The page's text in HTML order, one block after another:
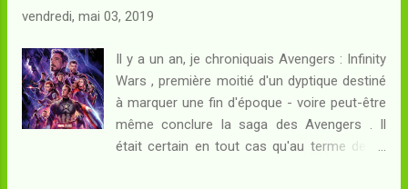
ancestrale où Rendell a passé son enfance.
personnes qui ont connu Rendell alors qu'il
n'était qu'adolescent. Bientôt, des
événements étranges ont lieu : Bode, le petit
dernier, découvre au fond d'un puits une
femme étrange qui lui propose de partir à la
vendredi, mai 03, 2019
Il y a un an, je chroniquais Avengers : Infinity
Wars , première moitié d'un dyptique destiné
à marquer une fin d'époque - voire peut-être
même conclure la saga des Avengers . Il
était certain en tout cas qu'au terme de ce